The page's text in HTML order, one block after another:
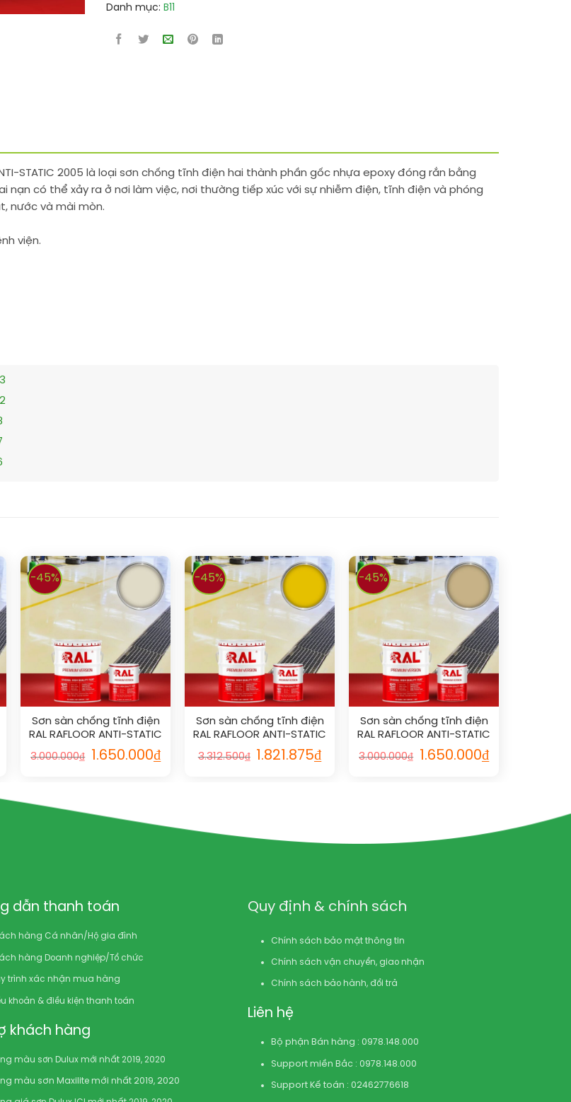
Danh mục: B11
STATIC 2005 là loại sơn chống tĩnh điện hai thành phần gốc nhựa epoxy đóng rắn bằng
có thể xảy ra ở nơi làm việc, nơi thường tiếp xúc với sự nhiễm điện, tĩnh điện và phóng
nước và mài mòn.
viện.
-45%
Sơn sàn chống tĩnh điện
RAL RAFLOOR ANTI-STATIC
1013
3.000.000₫ 1.650.000₫
-45%
Sơn sàn chống tĩnh điện
RAL RAFLOOR ANTI-STATIC
1021
3.312.500₫ 1.821.875₫
-45%
Sơn sàn chống tĩnh điện
RAL RAFLOOR ANTI-STATIC
1001
3.000.000₫ 1.650.000₫
dẫn thanh toán
hàng Cá nhân/Hộ gia đình
hàng Doanh nghiệp/Tổ chức
trình xác nhận mua hàng
khoản & điều kiện thanh toán
khách hàng
màu sơn Dulux mới nhất 2019, 2020
màu sơn Maxilite mới nhất 2019, 2020
Quy định & chính sách
Chính sách bảo mật thông tin
Chính sách vận chuyển, giao nhận
Chính sách bảo hành, đổi trả
Liên hệ
Bộ phận Bán hàng : 0978.148.000
Support miền Bắc : 0978.148.000
Support Kế toán : 02462776618